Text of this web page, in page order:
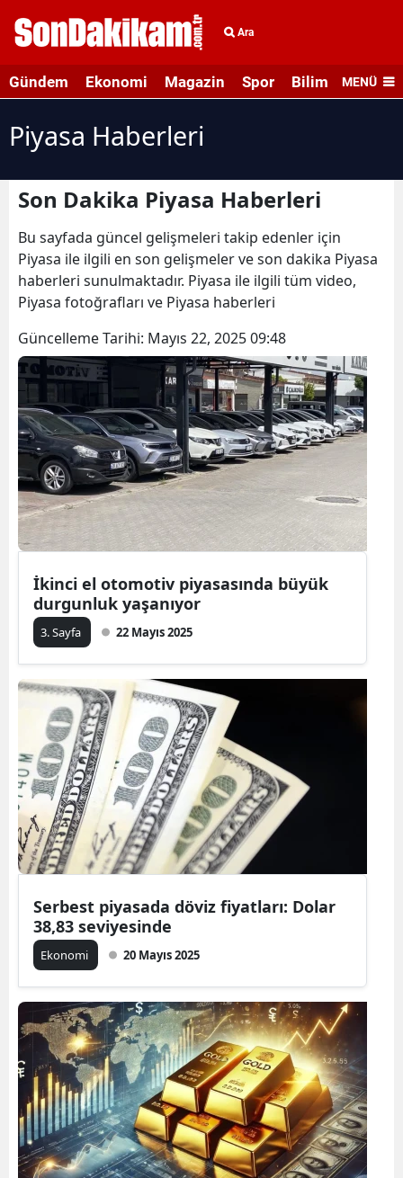
Ara
Gündem Ekonomi Magazin Spor Bilim veMENÜ
Piyasa Haberleri
Son Dakika Piyasa Haberleri
Bu sayfada güncel gelişmeleri takip edenler için
Piyasa ile ilgili en son gelişmeler ve son dakika Piyasa
haberleri sunulmaktadır. Piyasa ile ilgili tüm video,
Piyasa fotoğrafları ve Piyasa haberleri
Güncelleme Tarihi: Mayıs 22, 2025 09:48
İkinci el otomotiv piyasasında büyük
durgunluk yaşanıyor
3. Sayfa 22 Mayıs 2025
Serbest piyasada döviz fiyatları: Dolar
38,83 seviyesinde
Ekonomi 20 Mayıs 2025